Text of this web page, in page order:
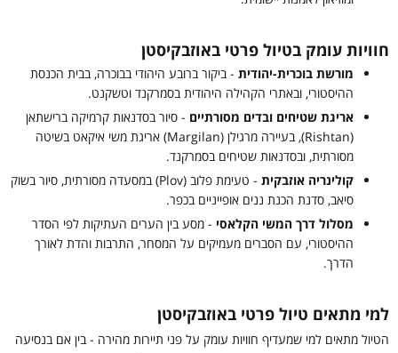
חוויות עומק בטיול פרטי באוזבקיסטן
מורשת בוכרית-יהודית - ביקור ברובע היהודי בבוכרה, בבית הכנסת
ההיסטורי, ובאתרי הקהילה היהודית בסמרקנד וטשקנט.
אריגת שטיחים ובדים מסורתיים - סיור בסדנאות קרמיקה ברישתאן
(Rishtan), בעיירה מרגילן (Margilan) אריגת משי איקאט בשיטה
מסורתית, ובסדנאות שטיחים בסמרקנד.
קולינריה אוזבקית
- טעימת פלוב (Plov) במסעדה מסורתית, סיור בשוק
סיאב, סדנת הכנת ננים אופייניים בכפר.
מסלול דרך המשי הקלאסי - מסע בין הערים העתיקות לפי הסדר
ההיסטורי, עם הסברים מעמיקים על המסחר, התרבות והדת לאורך
הדרך.
למי מתאים טיול פרטי באוזבקיסטן
הטיול מתאים למי שמעדיף חוויות עומק על פני תיירות מהירה - בין אם בנסיעה